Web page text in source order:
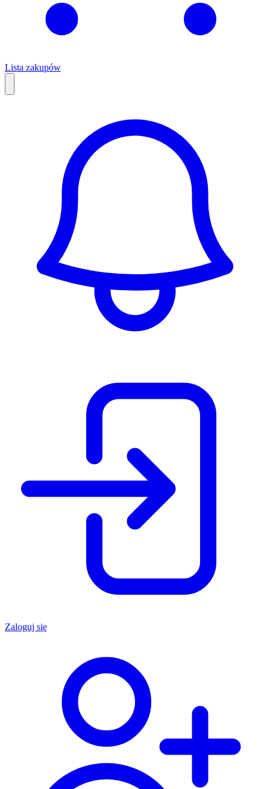
Lista zakupów
Zaloguj się